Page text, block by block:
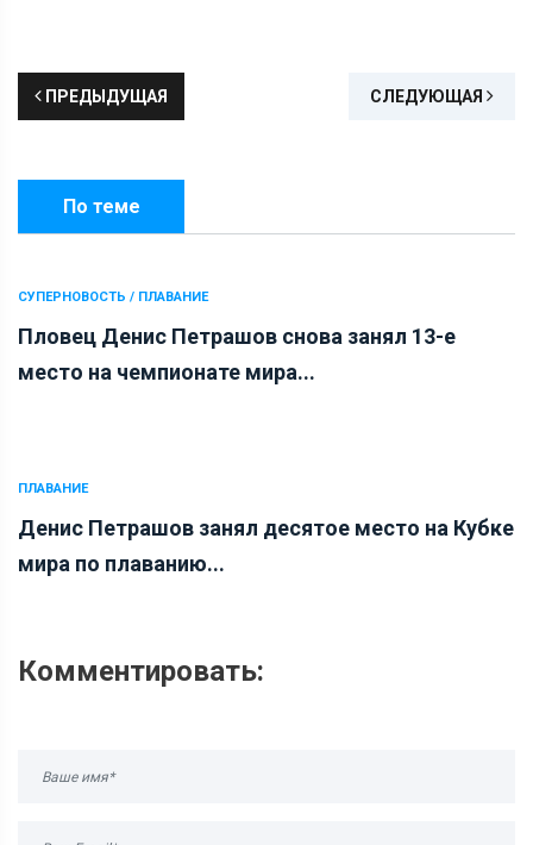
ПРЕДЫДУЩАЯ СЛЕДУЮЩАЯ
По теме
СУПЕРНОВОСТЬ / ПЛАВАНИЕ
Пловец Денис Петрашов снова занял 13-е
место на чемпионате мира...
ПЛАВАНИЕ
Денис Петрашов занял десятое место на Кубке
мира по плаванию...
Комментировать: